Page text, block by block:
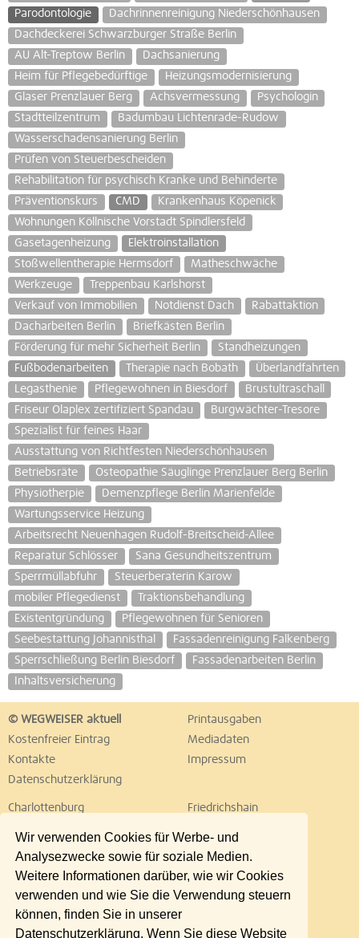
Wir verwenden Cookies für Werbe- und
Analysezwecke sowie für soziale Medien.
Weitere Informationen darüber, wie wir Cookies
verwenden und wie Sie die Verwendung steuern
können, finden Sie in unserer
Datenschutzerklärung. Wenn Sie diese Website
Parodontologie
Dachrinnenreinigung Niederschönhausen
Dachdeckerei Schwarzburger Straße Berlin
AU Alt-Treptow Berlin
Dachsanierung
Heim für Pflegebedürftige
Heizungsmodernisierung
Glaser Prenzlauer Berg
Achsvermessung
Psychologin
Stadtteilzentrum
Badumbau Lichtenrade-Rudow
Wasserschadensanierung Berlin
Prüfen von Steuerbescheiden
Rehabilitation für psychisch Kranke und Behinderte
Präventionskurs
CMD
Krankenhaus Köpenick
Wohnungen Köllnische Vorstadt Spindlersfeld
Gasetagenheizung
Elektroinstallation
Stoßwellentherapie Hermsdorf
Matheschwäche
Werkzeuge
Treppenbau Karlshorst
Verkauf von Immobilien
Notdienst Dach
Rabattaktion
Dacharbeiten Berlin
Briefkästen Berlin
Förderung für mehr Sicherheit Berlin
Standheizungen
Fußbodenarbeiten
Therapie nach Bobath
Überlandfahrten
Legasthenie
Pflegewohnen in Biesdorf
Brustultraschall
Friseur Olaplex zertifiziert Spandau
Burgwächter-Tresore
Spezialist für feines Haar
Ausstattung von Richtfesten Niederschönhausen
Betriebsräte
Osteopathie Säuglinge Prenzlauer Berg Berlin
Physiotherpie
Demenzpflege Berlin Marienfelde
Wartungsservice Heizung
Arbeitsrecht Neuenhagen Rudolf-Breitscheid-Allee
Reparatur Schlösser
Sana Gesundheitszentrum
Sperrmüllabfuhr
Steuerberaterin Karow
mobiler Pflegedienst
Traktionsbehandlung
Existentgründung
Pflegewohnen für Senioren
Seebestattung Johannisthal
Fassadenreinigung Falkenberg
Sperrschließung Berlin Biesdorf
Fassadenarbeiten Berlin
Inhaltsversicherung
© WEGWEISER aktuell
Printausgaben
Kostenfreier Eintrag
Mediadaten
Kontakte
Impressum
Datenschutzerklärung
Charlottenburg
Friedrichshain
Lichtenberg
Marzahn
Neukölln
Pankow
Reinickendorf
Schöneberg